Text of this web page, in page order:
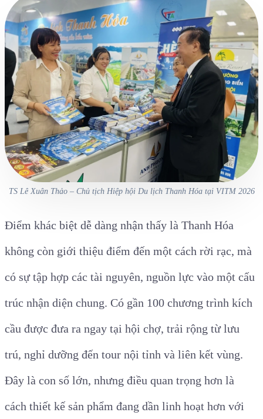
TS Lê Xuân Thảo – Chủ tịch Hiệp hội Du lịch Thanh Hóa tại VITM 2026
Điểm khác biệt dễ dàng nhận thấy là Thanh Hóa
không còn giới thiệu điểm đến một cách rời rạc, mà
có sự tập hợp các tài nguyên, nguồn lực vào một cấu
trúc nhận diện chung. Có gần 100 chương trình kích
cầu được đưa ra ngay tại hội chợ, trải rộng từ lưu
trú, nghỉ dưỡng đến tour nội tỉnh và liên kết vùng.
Đây là con số lớn, nhưng điều quan trọng hơn là
cách thiết kế sản phẩm đang dần linh hoạt hơn với